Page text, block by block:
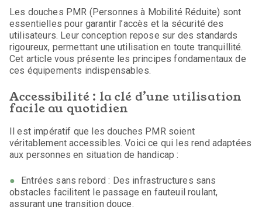
Les douches PMR (Personnes à Mobilité Réduite) sont
essentielles pour garantir l’accès et la sécurité des
utilisateurs. Leur conception repose sur des standards
rigoureux, permettant une utilisation en toute tranquillité.
Cet article vous présente les principes fondamentaux de
ces équipements indispensables.
Accessibilité : la clé d’une utilisation
facile au quotidien
Il est impératif que les douches PMR soient
véritablement accessibles. Voici ce qui les rend adaptées
aux personnes en situation de handicap :
Entrées sans rebord : Des infrastructures sans
obstacles facilitent le passage en fauteuil roulant,
assurant une transition douce.